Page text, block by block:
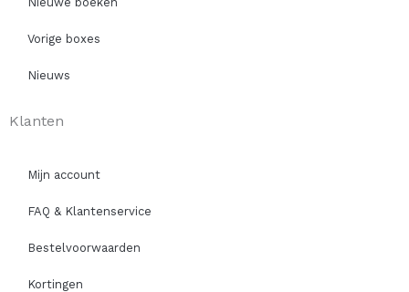
Vorige boxes
Nieuws
Klanten
Mijn account
FAQ & Klantenservice
Bestelvoorwaarden
Kortingen